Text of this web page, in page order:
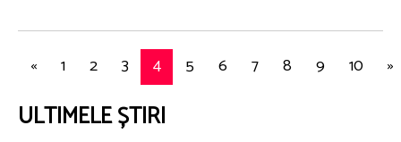
« 1 2 3 4 5 6 7 8 9 10 »
ULTIMELE ȘTIRI